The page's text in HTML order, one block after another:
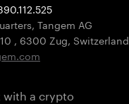
Tangem AG
, 6300 Zug, Switzerland
a crypto